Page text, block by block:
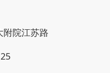
院江苏路